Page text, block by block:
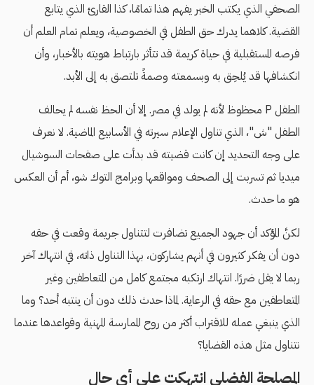
الصحفي الذي يكتب الخبر يفهم هذا تمامًا، كذا القارئ الذي يتابع
القضية. كلاهما يدرك حق الطفل في الخصوصية، ويعلم تمام العلم أن
فرصه المستقبلية في حياة كريمة قد تتأثر بارتباط هويته بالأخبار، وأن
انكشافها قد يُلحِق به وبسمعته وصمةً تلتصق به إلى الأبد.
الطفل P محظوظ لأنه لم يولد في مصر. إلا أن الحظ نفسه لم يحالف
الطفل "ش"، الذي تناول الإعلام سيرته في الأسابيع الماضية. لا نعرف
على وجه التحديد إن كانت قضيته قد بدأت على صفحات السوشيال
ميديا ثم تسربت إلى الصحف ومواقعها وبرامج التوك شو، أم أن العكس
هو ما حدث.
لكنَّ المؤكد أن جهود الجميع تضافرت لتتناول جريمة وقعت في حقه
دون أن يفكر كثيرون في أنهم يشاركون، بهذا التناول ذاته، في انتهاك آخر
ربما لا يقل ضررًا. انتهاك ارتكبه مجتمع كامل من المتعاطفين وغير
المتعاطفين مع حقه في الرعاية. لماذا حدث ذلك دون أن ينتبه أحد؟ وما
الذي ينبغي عمله للاقتراب أكثر من روح الممارسة المهنية وقواعدها عندما
نتناول مثل هذه القضايا؟
المصلحة الفضلى انتهكت على أي حال